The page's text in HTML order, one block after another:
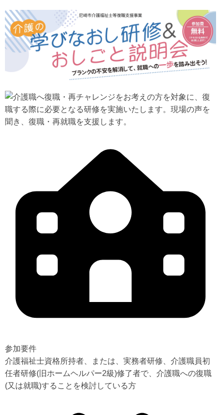
参加要件
介護福祉士資格所持者、または、実務者研修、介護職員初
任者研修(旧ホームヘルパー2級)修了者で、介護職への復職
(又は就職)することを検討している方